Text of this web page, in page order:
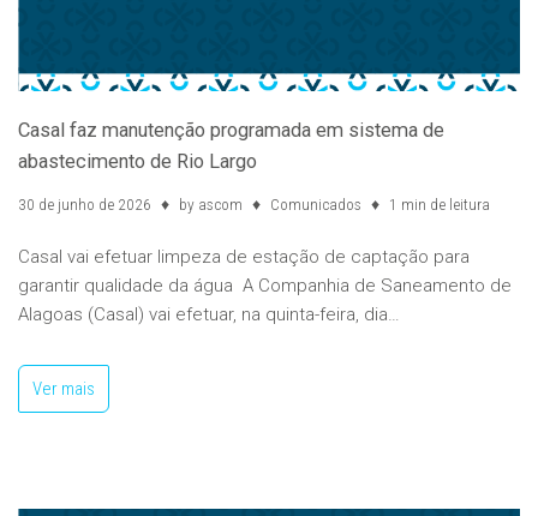
Casal faz manutenção programada em sistema de
abastecimento de Rio Largo
30 de junho de 2026 by ascom Comunicados 1 min de leitura
Casal vai efetuar limpeza de estação de captação para
garantir qualidade da água A Companhia de Saneamento de
Alagoas (Casal) vai efetuar, na quinta-feira, dia…
Ver mais